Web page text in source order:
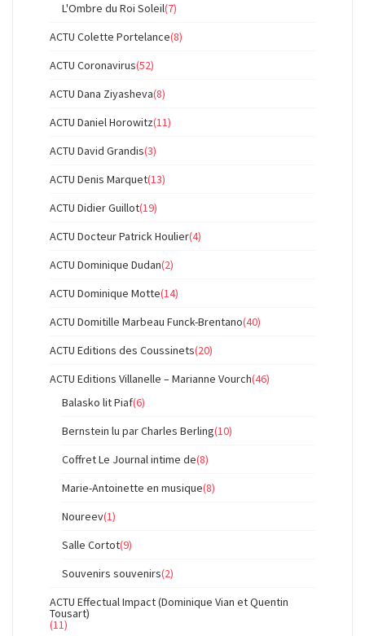
L'Ombre du Roi Soleil(7)
ACTU Colette Portelance(8)
ACTU Coronavirus(52)
ACTU Dana Ziyasheva(8)
ACTU Daniel Horowitz(11)
ACTU David Grandis(3)
ACTU Denis Marquet(13)
ACTU Didier Guillot(19)
ACTU Docteur Patrick Houlier(4)
ACTU Dominique Dudan(2)
ACTU Dominique Motte(14)
ACTU Domitille Marbeau Funck-Brentano(40)
ACTU Editions des Coussinets(20)
ACTU Editions Villanelle – Marianne Vourch(46)
Balasko lit Piaf(6)
Bernstein lu par Charles Berling(10)
Coffret Le Journal intime de(8)
Marie-Antoinette en musique(8)
Noureev(1)
Salle Cortot(9)
Souvenirs souvenirs(2)
ACTU Effectual Impact (Dominique Vian et Quentin
Tousart)
(11)